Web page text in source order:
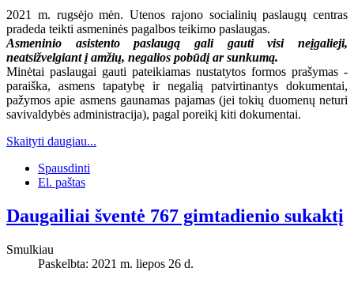
2021 m. rugsėjo mėn. Utenos rajono socialinių paslaugų centras
pradeda teikti asmeninės pagalbos teikimo paslaugas.
Asmeninio asistento paslaugą gali gauti visi neįgalieji,
neatsižvelgiant į amžių, negalios pobūdį ar sunkumą.
Minėtai paslaugai gauti pateikiamas nustatytos formos prašymas -
paraiška, asmens tapatybę ir negalią patvirtinantys dokumentai,
pažymos apie asmens gaunamas pajamas (jei tokių duomenų neturi
savivaldybės administracija), pagal poreikį kiti dokumentai.
Skaityti daugiau...
Spausdinti
El. paštas
Daugailiai šventė 767 gimtadienio sukaktį
Smulkiau
Paskelbta: 2021 m. liepos 26 d.